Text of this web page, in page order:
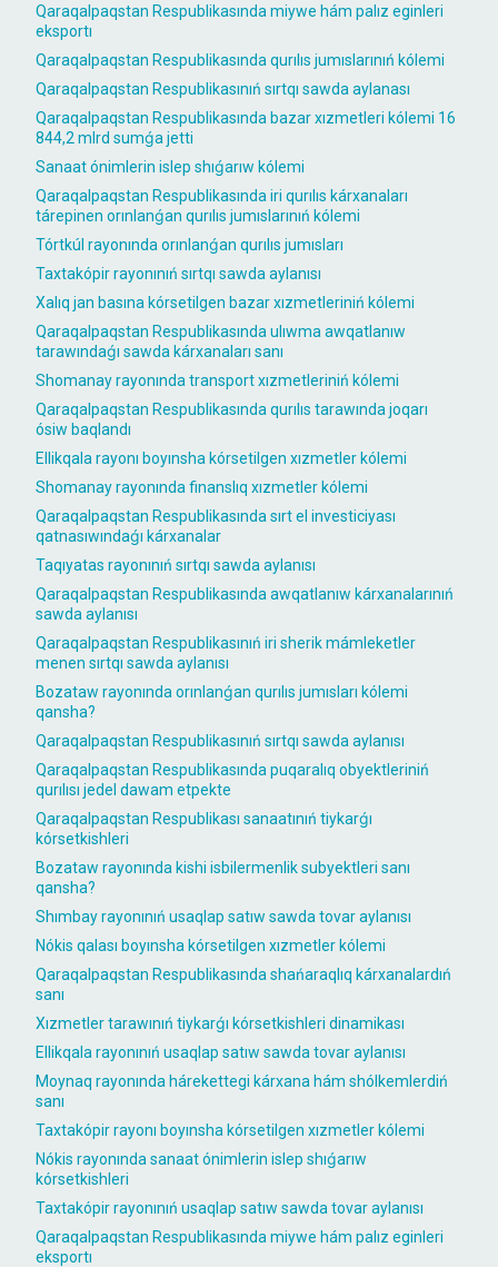
Qaraqalpaqstan Respublikasında miywe hám palız eginleri
eksportı
Qaraqalpaqstan Respublikasında qurılıs jumıslarınıń kólemi
Qaraqalpaqstan Respublikasınıń sırtqı sawda aylanası
Qaraqalpaqstan Respublikasında bazar xızmetleri kólemi 16
844,2 mlrd sumǵa jetti
Sanaat ónimlerin islep shıǵarıw kólemi
Qaraqalpaqstan Respublikasında iri qurılıs kárxanaları
tárepinen orınlanǵan qurılıs jumıslarınıń kólemi
Tórtkúl rayonında orınlanǵan qurılıs jumısları
Taxtakópir rayonınıń sırtqı sawda aylanısı
Xalıq jan basına kórsetilgen bazar xızmetleriniń kólemi
Qaraqalpaqstan Respublikasında ulıwma awqatlanıw
tarawındaǵı sawda kárxanaları sanı
Shomanay rayonında transport xızmetleriniń kólemi
Qaraqalpaqstan Respublikasında qurılıs tarawında joqarı
ósiw baqlandı
Ellikqala rayonı boyınsha kórsetilgen xızmetler kólemi
Shomanay rayonında finanslıq xızmetler kólemi
Qaraqalpaqstan Respublikasında sırt el investiciyası
qatnasıwındaǵı kárxanalar
Taqıyatas rayonınıń sırtqı sawda aylanısı
Qaraqalpaqstan Respublikasında awqatlanıw kárxanalarınıń
sawda aylanısı
Qaraqalpaqstan Respublikasınıń iri sherik mámleketler
menen sırtqı sawda aylanısı
Bozataw rayonında orınlanǵan qurılıs jumısları kólemi
qansha?
Qaraqalpaqstan Respublikasınıń sırtqı sawda aylanısı
Qaraqalpaqstan Respublikasında puqaralıq obyektleriniń
qurılısı jedel dawam etpekte
Qaraqalpaqstan Respublikası sanaatınıń tiykarǵı
kórsetkishleri
Bozataw rayonında kishi isbilermenlik subyektleri sanı
qansha?
Shımbay rayonınıń usaqlap satıw sawda tovar aylanısı
Nókis qalası boyınsha kórsetilgen xızmetler kólemi
Qaraqalpaqstan Respublikasında shańaraqlıq kárxanalardıń
sanı
Xızmetler tarawınıń tiykarǵı kórsetkishleri dinamikası
Ellikqala rayonınıń usaqlap satıw sawda tovar aylanısı
Moynaq rayonında hárekettegi kárxana hám shólkemlerdiń
sanı
Taxtakópir rayonı boyınsha kórsetilgen xızmetler kólemi
Nókis rayonında sanaat ónimlerin islep shıǵarıw
kórsetkishleri
Taxtakópir rayonınıń usaqlap satıw sawda tovar aylanısı
Qaraqalpaqstan Respublikasında miywe hám palız eginleri
eksportı